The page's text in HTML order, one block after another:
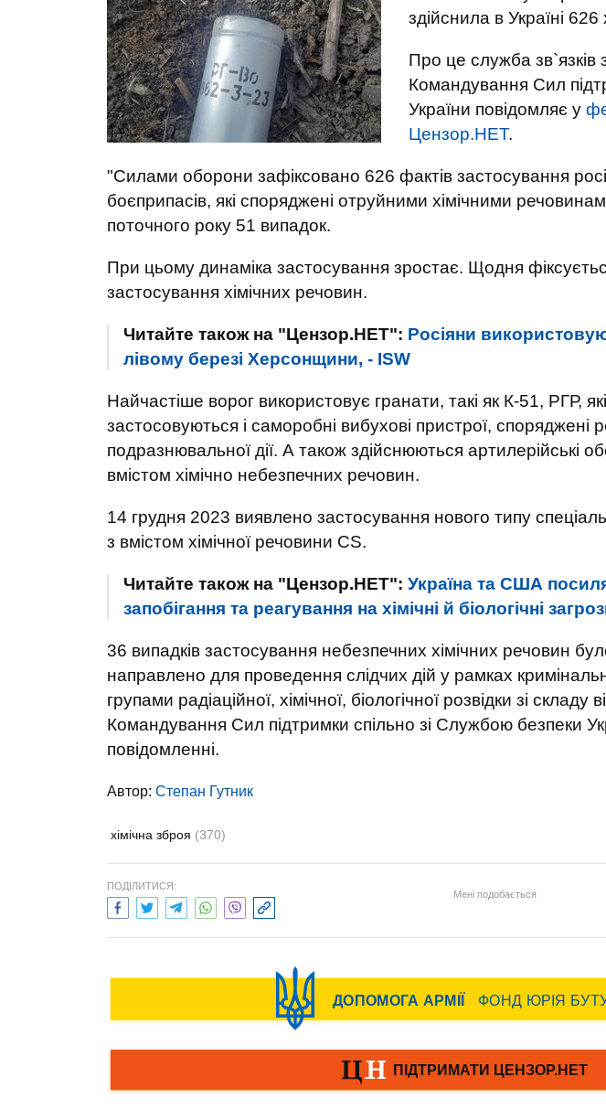
здійснила в Україні 626
Про це служба зв`язків
Командування Сил
України повідомляє у
Цензор.НЕТ.
"Силами оборони зафіксовано 626 фактів застосування
боєприпасів, які споряджені отруйними хімічними
поточного року 51 випадок.
При цьому динаміка застосування зростає. Щодня
застосування хімічних речовин.
Читайте також на "Цензор.НЕТ": Росіяни
лівому березі Херсонщини, - ISW
Найчастіше ворог використовує гранати, такі як К-51, РГР,
застосовуються і саморобні вибухові пристрої, споряджені
подразнювальної дії. А також здійснюються артилерійські
вмістом хімічно небезпечних речовин.
14 грудня 2023 виявлено застосування нового типу
з вмістом хімічної речовини CS.
Читайте також на "Цензор.НЕТ": Україна та США
запобігання та реагування на хімічні й біологічні
36 випадків застосування небезпечних хімічних речовин
направлено для проведення слідчих дій у рамках
групами радіаційної, хімічної, біологічної розвідки зі складу
Командування Сил підтримки спільно зі Службою безпеки
повідомленні.
Автор: Степан Гутник
хімічна зброя (370)
ПОДІЛИТИСЯ:
Мені подобається